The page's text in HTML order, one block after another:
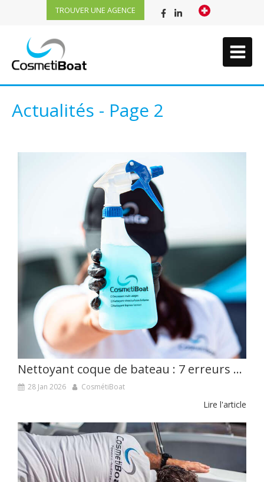
TROUVER UNE AGENCE
Actualités - Page 2
Nettoyant coque de bateau : 7 erreurs aussi courantes que nuisibles
28 Jan 2026 CosmétiBoat
Lire l'article